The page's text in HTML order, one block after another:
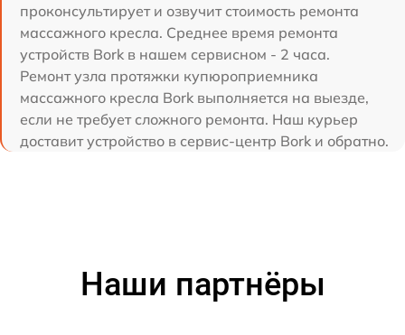
проконсультирует и озвучит стоимость ремонта
массажного кресла. Среднее время ремонта
устройств Bork в нашем сервисном - 2 часа.
Ремонт узла протяжки купюроприемника
массажного кресла Bork выполняется на выезде,
если не требует сложного ремонта. Наш курьер
доставит устройство в сервис-центр Bork и обратно.
Наши партнёры